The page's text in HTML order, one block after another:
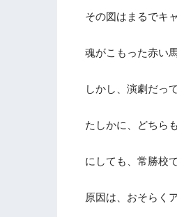
その図はまるでキ
魂がこもった赤い
しかし、演劇だっ
たしかに、どちら
にしても、常勝校
原因は、おそらく